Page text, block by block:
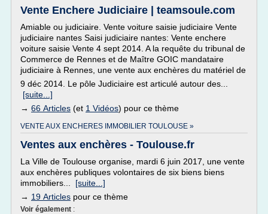
Vente Enchere Judiciaire | teamsoule.com
Amiable ou judiciaire. Vente voiture saisie judiciaire Vente
judiciaire nantes Saisi judiciaire nantes: Vente enchere
voiture saisie Vente 4 sept 2014. A la requête du tribunal de
Commerce de Rennes et de Maître GOIC mandataire
judiciaire à Rennes, une vente aux enchères du matériel de
9 déc 2014. Le pôle Judiciaire est articulé autour des...
[suite...]
→ 66 Articles (et 1 Vidéos) pour ce thème
VENTE AUX ENCHERES IMMOBILIER TOULOUSE »
Ventes aux enchères - Toulouse.fr
La Ville de Toulouse organise, mardi 6 juin 2017, une vente
aux enchères publiques volontaires de six biens biens
immobiliers... [suite...]
→ 19 Articles pour ce thème
Voir également :